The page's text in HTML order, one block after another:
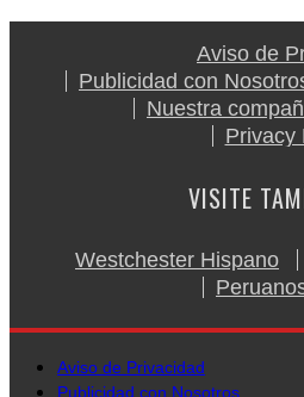
Aviso de
Publicidad con
Nuestra
Privacy
VISITE
Westchester Hispano
Aviso de Privacidad
Publicidad con Nosotros